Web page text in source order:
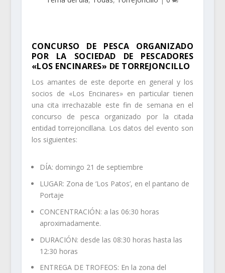
CONCURSO DE PESCA ORGANIZADO
POR LA SOCIEDAD DE PESCADORES
«LOS ENCINARES» DE TORREJONCILLO
Los amantes de este deporte en general y los
socios de «Los Encinares» en particular tienen
una cita irrechazable este fin de semana en el
concurso de pesca organizado por la citada
entidad torrejoncillana. Los datos del evento son
los siguientes:
DÍA: domingo 21 de septiembre
LUGAR: Zona de ‘Los Patos’, en el pantano de
Portaje
CONCENTRACIÓN: a las 06:30 horas
aproximadamente.
DURACIÓN: desde las 08:30 horas hasta las
12:30 horas
ENTREGA DE TROFEOS: En la zona del